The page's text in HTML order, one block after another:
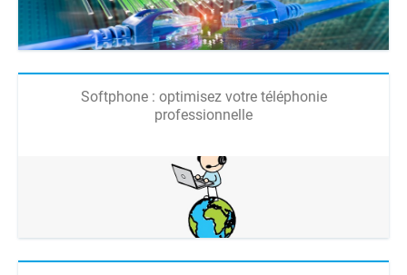
Softphone : optimisez votre téléphonie
professionnelle